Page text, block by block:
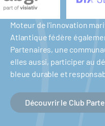
Moteur de l'innovation
Atlantique fédère
Partenaires, une
elles aussi, participer au
bleue durable et
Découvrir le Club